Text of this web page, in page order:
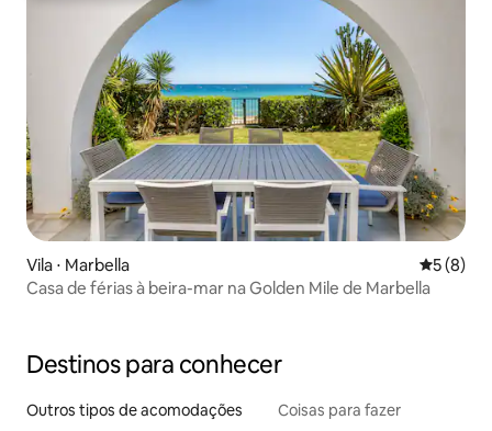
Vila ⋅ Marbella 5 de
5 (8)
Casa de férias à beira-mar na Golden Mile de Marbella
Destinos para conhecer
Outros tipos de acomodações Coisas para fazer